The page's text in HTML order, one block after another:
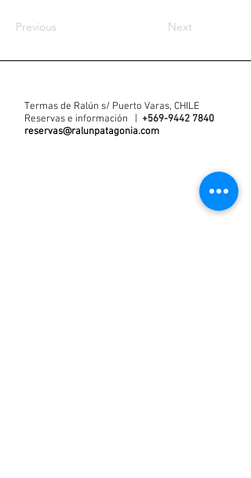
Previous Next
Termas de Ralún s/ Puerto Varas, CHILE
Reservas e información | +569-9442 7840
reservas@ralunpatagonia.com